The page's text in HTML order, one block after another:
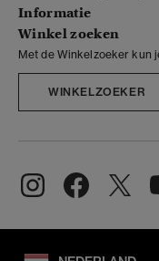
Informatie
Winkel zoeken
Met de Winkelzoeker kun
WINKELZOEKER